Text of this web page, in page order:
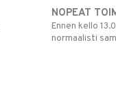
NOPEAT
Ennen kello
normaalisti